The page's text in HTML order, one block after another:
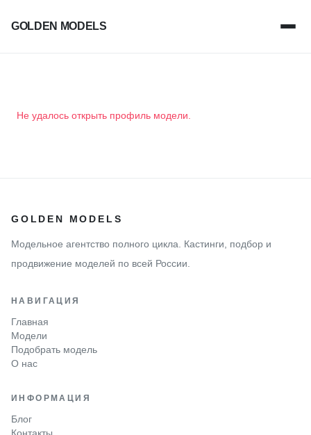
GOLDEN MODELS
Не удалось открыть профиль модели.
GOLDEN MODELS
Модельное агентство полного цикла. Кастинги, подбор и
продвижение моделей по всей России.
НАВИГАЦИЯ
Главная
Модели
Подобрать модель
О нас
ИНФОРМАЦИЯ
Блог